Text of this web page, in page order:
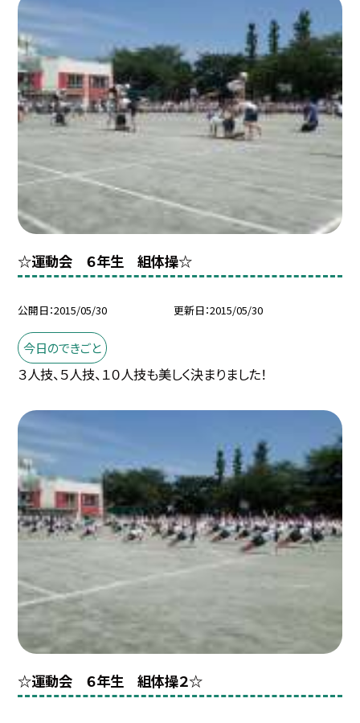
☆運動会 ６年生 組体操☆
公開日 2015/05/30 更新日 2015/05/30
今日のできごと
３人技、５人技、１０人技も美しく決まりました！
☆運動会 ６年生 組体操２☆